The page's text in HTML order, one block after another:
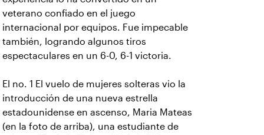
veterano confiado en el juego
internacional por equipos. Fue impecable
también, logrando algunos tiros
espectaculares en un 6-0, 6-1 victoria.
El no. 1 El vuelo de mujeres solteras vio la
introducción de una nueva estrella
estadounidense en ascenso, Maria Mateas
(en la foto de arriba), una estudiante de